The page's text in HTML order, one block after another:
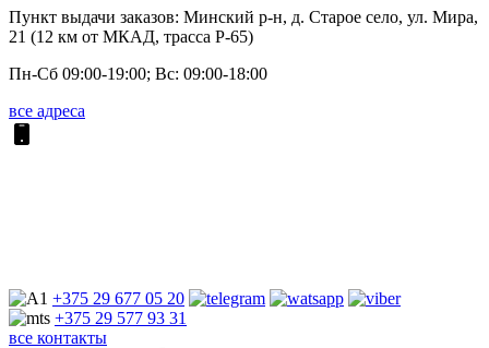
Пункт выдачи заказов: Минский р-н, д. Старое село, ул. Мира,
21 (12 км от МКАД, трасса P-65)
Пн-Сб 09:00-19:00; Вс: 09:00-18:00
все адреса
+375 29 677 05 20
+375 29 577 93 31
все контакты